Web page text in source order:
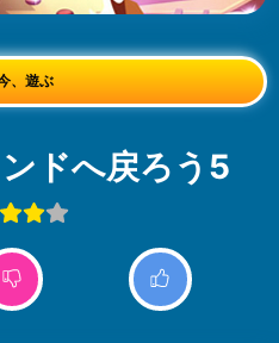
、遊ぶ
ンドへ戻ろう5